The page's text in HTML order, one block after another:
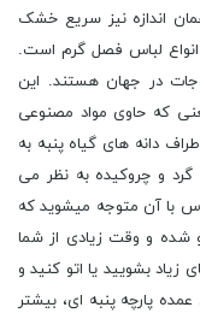
اندازه نیز سریع خشک
لباس فصل گرم است.
در جهان هستند. این
که حاوی مواد مصنوعی
دانه های گیاه پنبه به
و چروکیده به نظر می
با آن متوجه میشوید که
شده و وقت زیادی از شما
زیاد بشویید یا اتو کنید و
پارچه پنبه ای، بیشتر